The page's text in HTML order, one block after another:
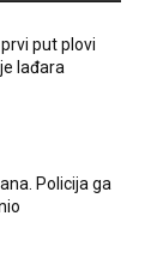
put plovi
lađara
Policija ga